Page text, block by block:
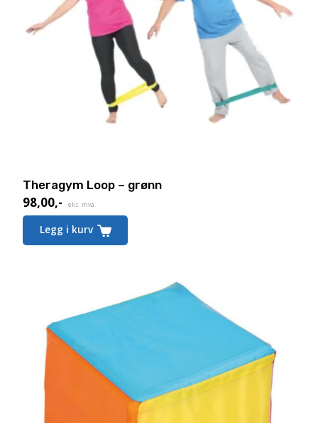
Theragym Loop – grønn
98,00,- eks. mva.
Legg i kurv